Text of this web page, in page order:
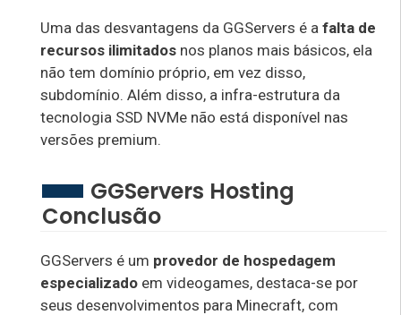
Uma das desvantagens da GGServers é a falta de
recursos ilimitados nos planos mais básicos, ela
não tem domínio próprio, em vez disso,
subdomínio. Além disso, a infra-estrutura da
tecnologia SSD NVMe não está disponível nas
versões premium.
GGServers Hosting
Conclusão
GGServers é um provedor de hospedagem
especializado em videogames, destaca-se por
seus desenvolvimentos para Minecraft, com